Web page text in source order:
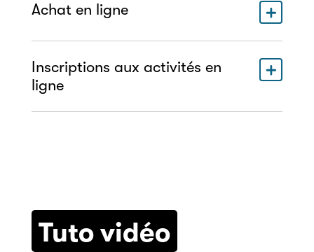
Achat en ligne
Inscriptions aux activités en
ligne
Tuto vidéo